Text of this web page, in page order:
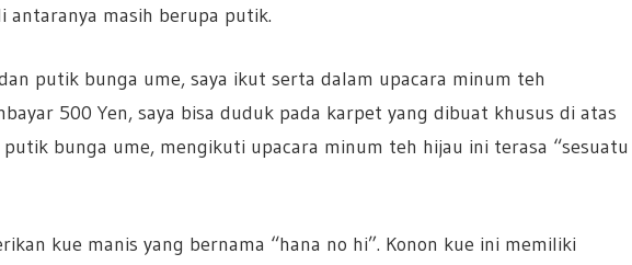
antaranya masih berupa putik.
putik bunga ume, saya ikut serta dalam upacara minum teh
500 Yen, saya bisa duduk pada karpet yang dibuat khusus di atas
bunga ume, mengikuti upacara minum teh hijau ini terasa “sesuatu
kue manis yang bernama “hana no hi”. Konon kue ini memiliki